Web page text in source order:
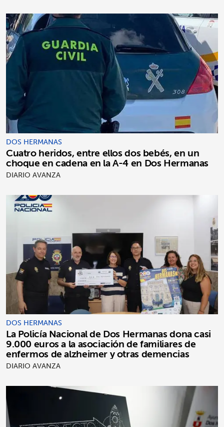
DOS HERMANAS
Cuatro heridos, entre ellos dos bebés, en un
choque en cadena en la A-4 en Dos Hermanas
DIARIO AVANZA
DOS HERMANAS
La Policía Nacional de Dos Hermanas dona casi
9.000 euros a la asociación de familiares de
enfermos de alzheimer y otras demencias
DIARIO AVANZA